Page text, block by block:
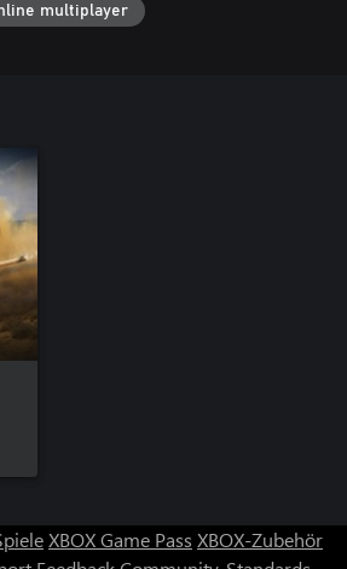
multiplayer
XBOX Game Pass XBOX-Zubehör